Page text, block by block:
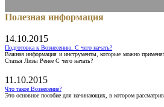
Полезная информация
14.10.2015
Подготовка к Вознесению. С чего начать?
Важная информация и инструменты, которые можно
Статья Лизы Ренее С чего начать?
11.10.2015
Что такое Вознесение?
Это основное пособие для начинающих, в котором